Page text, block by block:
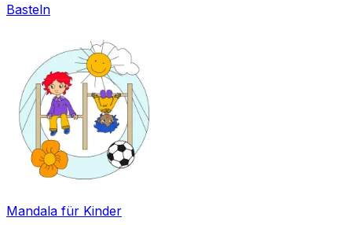
Basteln
Mandala für Kinder